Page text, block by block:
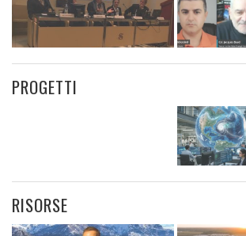
PROGETTI
RISORSE